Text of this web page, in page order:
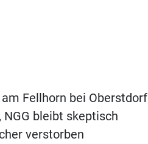
Fellhorn bei Oberstdorf
bleibt skeptisch
verstorben